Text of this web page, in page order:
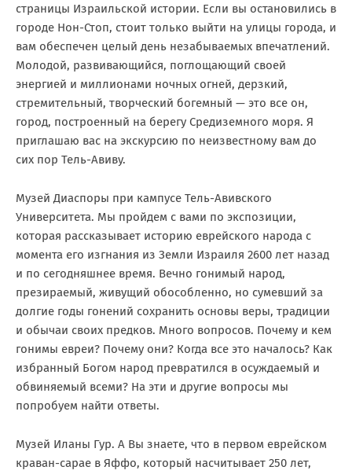
страницы Израильской истории. Если вы остановились в
городе Нон-Стоп, стоит только выйти на улицы города, и
вам обеспечен целый день незабываемых впечатлений.
Молодой, развивающийся, поглощающий своей
энергией и миллионами ночных огней, дерзкий,
стремительный, творческий богемный — это все он,
город, построенный на берегу Средиземного моря. Я
приглашаю вас на экскурсию по неизвестному вам до
сих пор Тель-Авиву.
Музей Диаспоры при кампусе Тель-Авивского
Университета. Мы пройдем с вами по экспозиции,
которая рассказывает историю еврейского народа с
момента его изгнания из Земли Израиля 2600 лет назад
и по сегодняшнее время. Вечно гонимый народ,
презираемый, живущий обособленно, но сумевший за
долгие годы гонений сохранить основы веры, традиции
и обычаи своих предков. Много вопросов. Почему и кем
гонимы евреи? Почему они? Когда все это началось? Как
избранный Богом народ превратился в осуждаемый и
обвиняемый всеми? На эти и другие вопросы мы
попробуем найти ответы.
Музей Иланы Гур. А Вы знаете, что в первом еврейском
краван-сарае в Яффо, который насчитывает 250 лет,